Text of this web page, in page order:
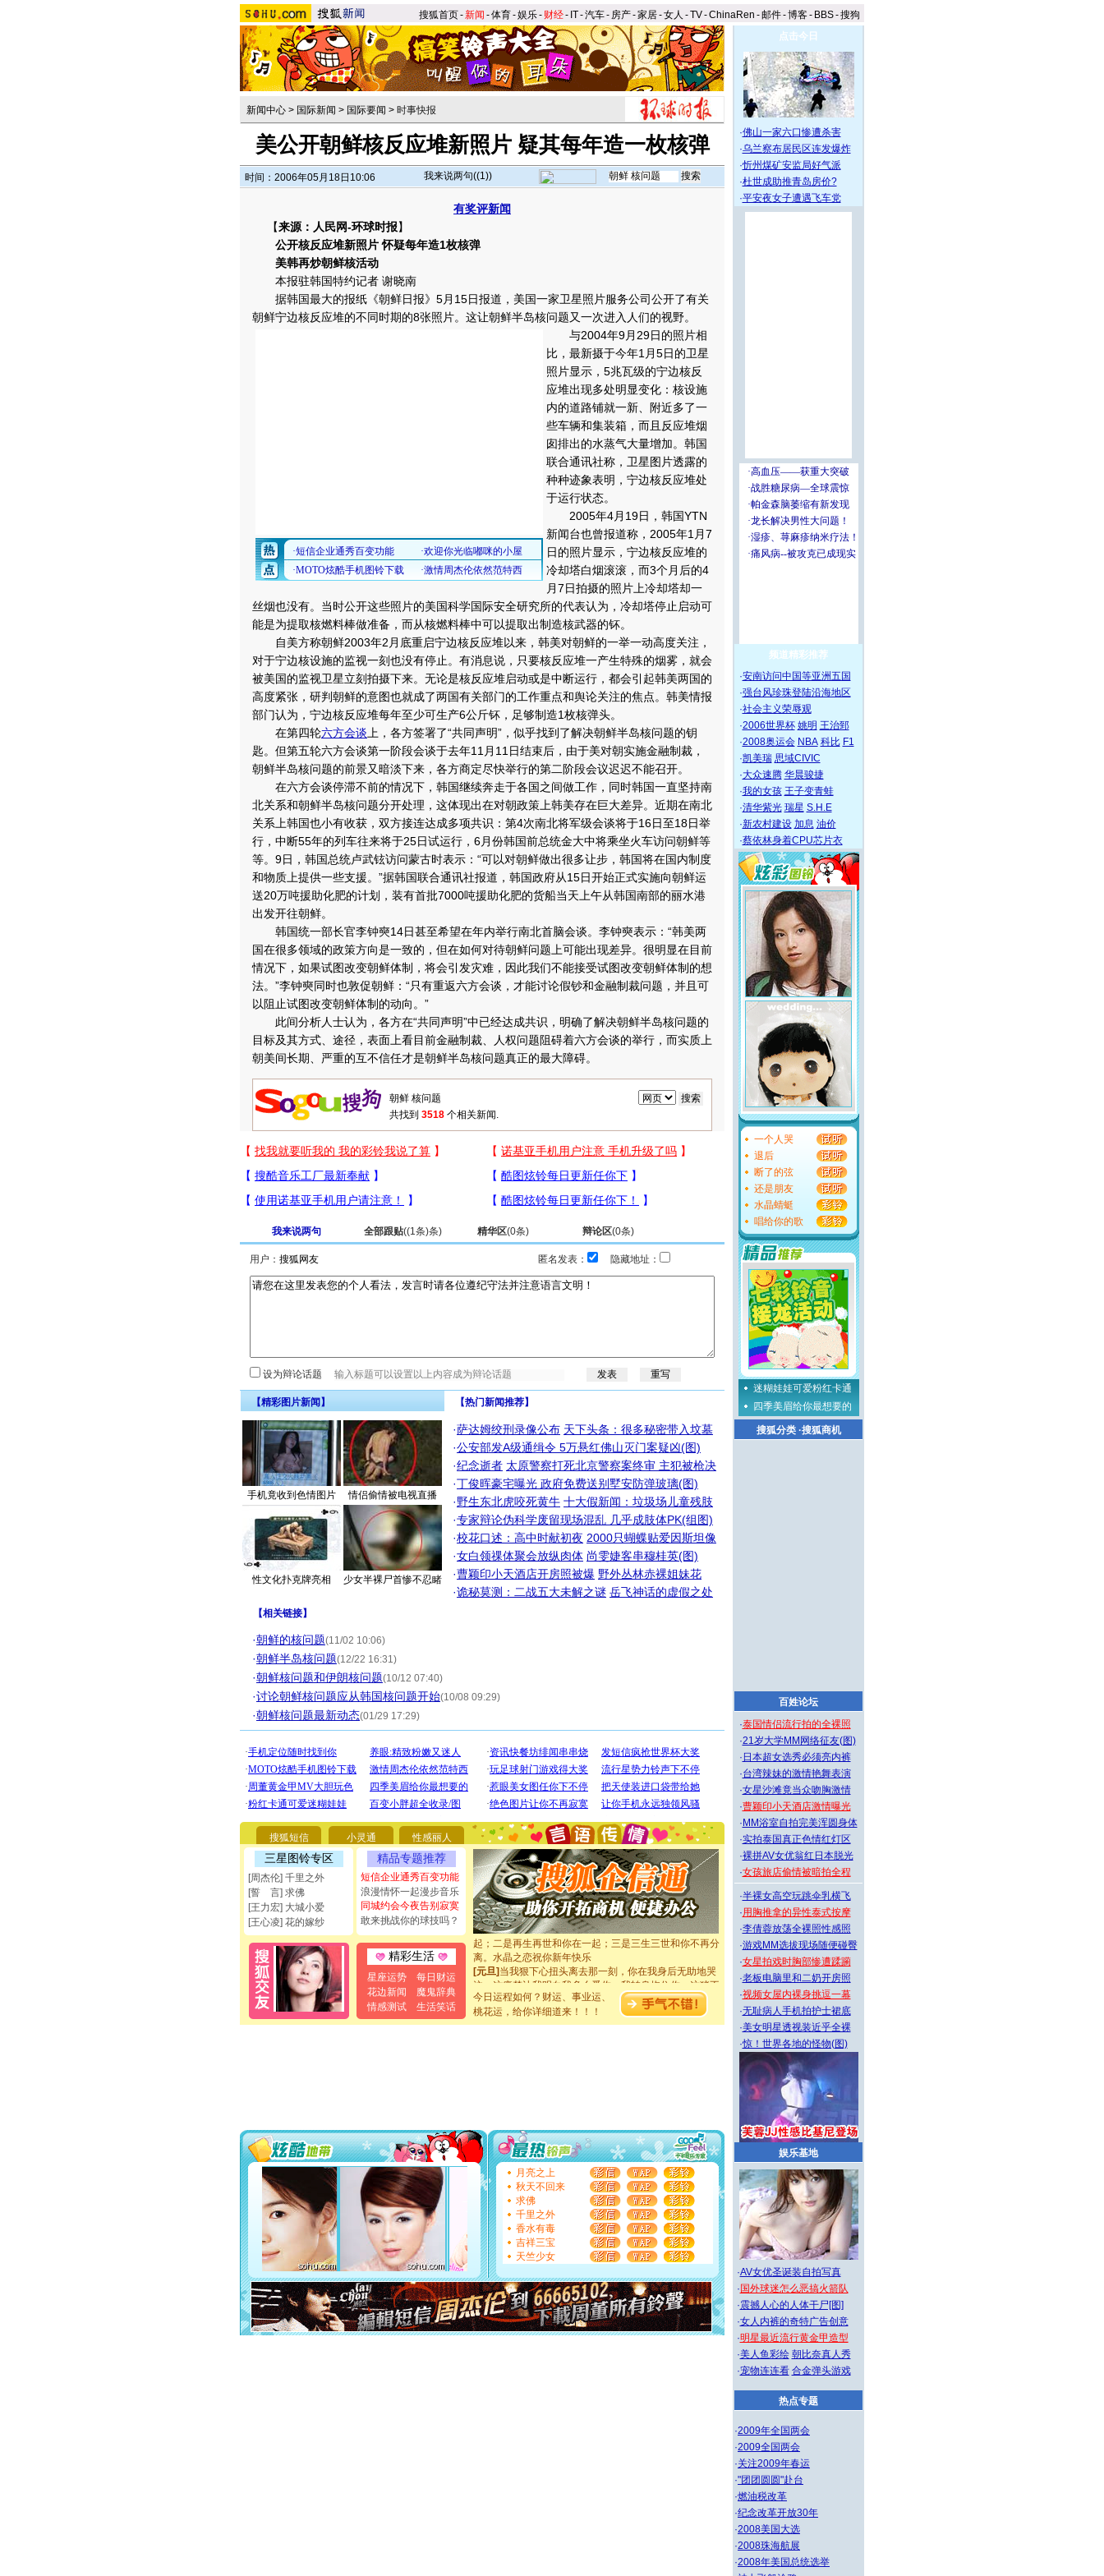
搜狐首页-新闻 -体育-娱乐- 财经- IT-汽车- 房产-家居-女人 -TV-ChinaRen -邮件-博客- BBS-搜狗
新闻中心 > 国际新闻 > 国际要闻 > 时事快报
美公开朝鲜核反应堆新照片 疑其每年造一枚核弹
时间：2006年05月18日10:06 我来说两句((1))
有奖评新闻
【来源：人民网-环球时报】
公开核反应堆新照片 怀疑每年造1枚核弹
美韩再炒朝鲜核活动
本报驻韩国特约记者 谢晓南
据韩国最大的报纸《朝鲜日报》5月15日报道，美国一家卫星照片服务公司公开了有关
朝鲜宁边核反应堆的不同时期的8张照片。 这让朝鲜半岛核问题又一次进入人们的视野。
与2004年9月29日的照片相
比，最新摄于今年1月5日的卫星
照片显示，5兆瓦级的宁边核反
应堆出现多处明显变化：核设施
内的道路铺就一新、附近多了一
些车辆和集装箱，而且反应堆烟
囱排出的水蒸气大量增加。韩国
联合通讯社称，卫星图片透露的
种种迹象表明，宁边核反应堆处
于运行状态。
2005年4月19日，韩国YTN
新闻台也曾报道称，2005年1月7
日的照片显示，宁边核反应堆的
冷却塔白烟滚滚，而3个月后的4
月7日拍摄的照片上冷却塔却一
丝烟也没有。当时公开这些照片的美国科学国际安全研究所的代表认为，冷却塔停止启动可
能是为提取核燃料棒做准备，而从核燃料棒中可以提取出制造核武器的钚。
自美方称朝鲜2003年2月底重启宁边核反应堆以来，韩美对朝鲜的一举一动高度关注，
对于宁边核设施的监视一刻也没有停止。有消息说，只要核反应堆一产生特殊的烟雾，就会
被美国的监视卫星立刻拍摄下来。无论是核反应堆启动或是中断运行，都会引起韩美两国的
高度紧张，研判朝鲜的意图也就成了两国有关部门的工作重点和舆论关注的焦点。韩美情报
部门认为，宁边核反应堆每年至少可生产6公斤钚，足够制造1枚核弹头。
在第四轮六方会谈 上，各方签署了“共同声明”，似乎找到了解决朝鲜半岛核问题的钥
匙。但第五轮六方会谈第一阶段会谈于去年11月11日结束后，由于美对朝实施金融制裁，
朝鲜半岛核问题的前景又暗淡下来，各方商定尽快举行的第二阶段会议迟迟不能召开。
在六方会谈停滞不前的情况下，韩国继续奔走于各国之间做工作，同时韩国一直坚持南
北关系和朝鲜半岛核问题分开处理，这体现出在对朝政策上韩美存在巨大差异。近期在南北
关系上韩国也小有收获，双方接连达成多项共识：第4次南北将军级会谈将于16日至18日举
行，中断55年的列车往来将于25日试运行，6月份韩国前总统金大中将乘坐火车访问朝鲜等
等。9日，韩国总统卢武铉访问蒙古时表示：“可以对朝鲜做出很多让步，韩国将在国内制度
和物质上提供一些支援。”据韩国联合通讯社报道，韩国政府从15日开始正式实施向朝鲜运
送20万吨援助化肥的计划，装有首批7000吨援助化肥的货船当天上午从韩国南部的丽水港
出发开往朝鲜。
韩国统一部长官李钟奭14日甚至希望在年内举行南北首脑会谈。李钟奭表示：“韩美两
国在很多领域的政策方向是一致的，但在如何对待朝鲜问题上可能出现差异。很明显在目前
情况下，如果试图改变朝鲜体制，将会引发灾难，因此我们不能接受试图改变朝鲜体制的想
法。”李钟奭同时也敦促朝鲜：“只有重返六方会谈，才能讨论假钞和金融制裁问题，并且可
以阻止试图改变朝鲜体制的动向。”
此间分析人士认为，各方在“共同声明”中已经达成共识，明确了解决朝鲜半岛核问题的
目标及其方式、途径，表面上看目前金融制裁、人权问题阻碍着六方会谈的举行，而实质上
朝美间长期、严重的互不信任才是朝鲜半岛核问题真正的最大障碍。
共找到 3518 个相关新闻.
我来说两句 全部跟贴((1条)条) 精华区(0条) 辩论区(0条)
用户： 匿名发表： 隐藏地址：
设为辩论话题
【精彩图片新闻】
手机竟收到色情图片 情侣偷情被电视直播
性文化扑克牌亮相 少女半裸尸首惨不忍睹
【热门新闻推荐】
·萨达姆绞刑录像公布 天下头条：很多秘密带入坟墓
·公安部发A级通缉令 5万悬红佛山灭门案疑凶(图)
·纪念逝者 太原警察打死北京警察案终审 主犯被枪决
·丁俊晖豪宅曝光 政府免费送别墅安防弹玻璃(图)
·野生东北虎咬死黄牛 十大假新闻：垃圾场儿童残肢
·专家辩论伪科学废留现场混乱 几乎成肢体PK(组图)
·校花口述：高中时献初夜 2000只蝴蝶贴爱因斯坦像
·女白领祼体聚会放纵肉体 尚雯婕客串穆桂英(图)
·曹颖印小天酒店开房照被爆 野外丛林赤裸姐妹花
·诡秘莫测：二战五大未解之谜 岳飞神话的虚假之处
【相关链接】
·朝鲜的核问题(11/02 10:06)
·朝鲜半岛核问题(12/22 16:31)
·朝鲜核问题和伊朗核问题(10/12 07:40)
·讨论朝鲜核问题应从韩国核问题开始(10/08 09:29)
·朝鲜核问题最新动态(01/29 17:29)
搜狐短信 小灵通 性感丽人
三星图铃专区
[周杰伦] 千里之外
[誓 言] 求佛
[王力宏] 大城小爱
[王心凌] 花的嫁纱
精品专题推荐
短信企业通秀百变功能
浪漫情怀一起漫步音乐
同城约会今夜告别寂寞
敢来挑战你的球技吗？
精彩生活
星座运势
每日财运
花边新闻
魔鬼辞典
情感测试
生活笑话
[圣诞节]圣诞节到了，想想没什么送给你的，又不打算给
你太多，只有给你五千万：千万快乐！千万要健康！千万
要平安！千万要知足！千万不要忘记我！
[圣诞节]不只这样的日子才会想起你,而是这样的日子才
能正大光明地骚扰你,告诉你,圣诞要快乐!新年要快乐!天天
都要快乐噢!
[圣诞节]奉上一颗祝福的心,在这个特别的日子里,愿幸福,
如意,快乐,鲜花,一切美好的祝愿与你同在.圣诞快乐!
[元旦]看到你我会触电；看不到你我要充电；没有你我会
断电。爱你是我职业，想你是我事业，抱你是我特长，吻
你是我专业！水晶之恋祝你新年快乐
[元旦]如果上天让我许三个愿望，一是今生今世和你在一
起；二是再生再世和你在一起；三是三生三世和你不再分
离。水晶之恋祝你新年快乐
[元旦]当我狠下心扭头离去那一刻，你在我身后无助地哭
泣，这痛楚让我明白我多么爱你。我转身抱住你：这猪不
卖了。水晶之恋祝你新年快乐。
[春节]风柔雨润好月圆，半岛铁盒伴身边，每日尽显开心
颜！冬去春来似水如烟，劳碌人生需尽欢！听一曲轻歌，
[圣诞节]不只这样的日子才会想起你,而是这样的日子才
能正大光明地骚扰你,告诉你,圣诞要快乐!新年要快乐!天天
都要快乐噢!
[圣诞节]奉上一颗祝福的心,在这个特别的日子里,愿幸福,
如意,快乐,鲜花,一切美好的祝愿与你同在.圣诞快乐!
[元旦]
看到你我会触电；看不到你我要充电；没有你我会
断电。爱你是我职业，想你是我事业，抱你是我特长，吻
你是我专业！水晶之恋祝你新年快乐
[元旦]
如果上天让我许三个愿望，一是今生今世和你在一
起；二是再生再世和你在一起；三是三生三世和你不再分
离。水晶之恋祝你新年快乐
[元旦]当我狠下心扭头离去那一刻，你在我身后无助地哭
泣，这痛楚让我明白我多么爱你。我转身抱住你：这猪不
卖了。水晶之恋祝你新年快乐。
[春节]风柔雨润好月圆，半岛铁盒伴身边，每日尽显开心
今日运程如何？财运、事业运、
桃花运，给你详细道来！！！
月亮之上
秋天不回来
求佛
千里之外
香水有毒
吉祥三宝
天竺少女
点击今日
·佛山一家六口惨遭杀害
·乌兰察布居民区连发爆炸
·忻州煤矿安监局好气派
·杜世成助推青岛房价?
·平安夜女子遭遇飞车党
频道精彩推荐
·安南访问中国等亚洲五国
·强台风珍珠登陆沿海地区
·社会主义荣辱观
·2006世界杯 姚明 王治郅
·2008奥运会 NBA 科比 F1
·凯美瑞 思域CIVIC
·大众速腾 华晨骏捷
·我的女孩 王子变青蛙
·清华紫光 瑞星 S.H.E
·新农村建设 加息 油价
·蔡依林身着CPU芯片衣
一个人哭
退后
断了的弦
还是朋友
水晶蜻蜓
唱给你的歌
迷糊娃娃可爱粉红卡通
四季美眉给你最想要的
搜狐分类·搜狐商机
百姓论坛
·泰国情侣流行拍的全裸照
·21岁大学MM网络征友(图)
· 日本超女选秀必须亮内裤
·台湾辣妹的激情艳舞表演
·女星沙滩竟当众吻胸激情
·曹颖印小天酒店激情曝光
· MM浴室自拍完美浑圆身体
·实拍泰国真正色情红灯区
·裸拼AV女优翁红日本脱光
·女孩旅店偷情被暗拍全程
·半裸女高空玩跳伞乳横飞
·用胸推拿的异性泰式按摩
·李倩蓉放荡全裸照性感照
·游戏MM选拔现场随便碰臀
·女星拍戏时胸部惨遭蹂躏
·老板电脑里和二奶开房照
·视频女屋内裸身挑逗一幕
·无耻病人手机拍护士裙底
·美女明星透视装近乎全裸
·惊！世界各地的怪物(图)
娱乐基地
·AV女优圣诞装自拍写真
· 国外球迷怎么恶搞火箭队
·震撼人心的人体干尸[图]
·女人内裤的奇特广告创意
·明星最近流行黄金甲造型
·美人鱼彩绘 朝比奈真人秀
·宠物连连看 合金弹头游戏
热点专题
·2009年全国两会
·2009全国两会
·关注2009年春运
·"团团圆圆"赴台
·燃油税改革
·纪念改革开放30年
·2008美国大选
·2008珠海航展
·2008年美国总统选举